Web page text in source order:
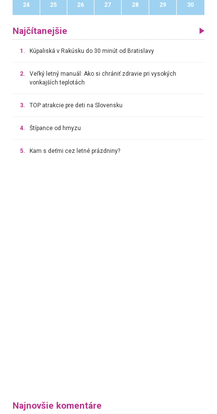
24 25 26 27 28 29 30
Najčítanejšie
1. Kúpaliská v Rakúsku do 30 minút od Bratislavy
2.
Veľký letný manuál: Ako si chrániť zdravie pri vysokých
vonkajších teplotách
3. TOP atrakcie pre deti na Slovensku
4. Štípance od hmyzu
5. Kam s deťmi cez letné prázdniny?
Najnovšie komentáre